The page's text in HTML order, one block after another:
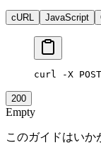
cURL JavaScript
curl -X POST
200
Empty
このガイドはいか